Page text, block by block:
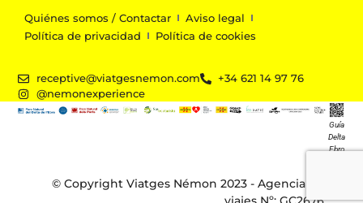
Quiénes somos / Contactar
Aviso legal
Política de privacidad
Política de cookies
receptive@viatgesnemon.com
+34 621 14 97 76
@nemonexperience
Guía
Delta
Ebro
© Copyright Viatges Némon 2023 - Agencia de